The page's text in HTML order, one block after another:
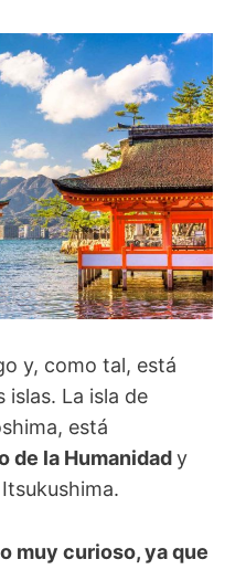
y, como tal, está
La isla de
está
de la Humanidady
muy curioso, ya que